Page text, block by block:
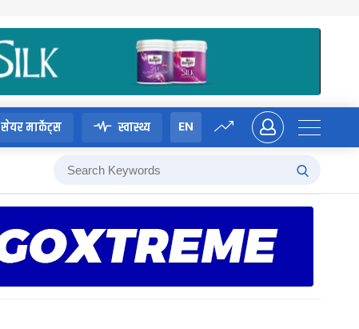
सेयर मार्केट्स स्वास्थ्य EN